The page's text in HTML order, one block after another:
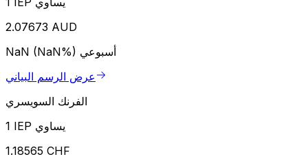
2.07673 AUD
NaN (NaN%) أسبوعي
عرض الرسم البياني
الفرنك السويسري
1 IEP يساوي
1.18565 CHF